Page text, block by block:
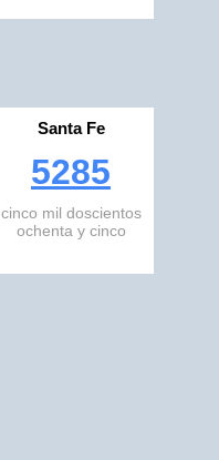
Santa Fe
5285
cinco mil doscientos
ochenta y cinco